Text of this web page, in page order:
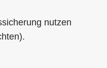
nutzen